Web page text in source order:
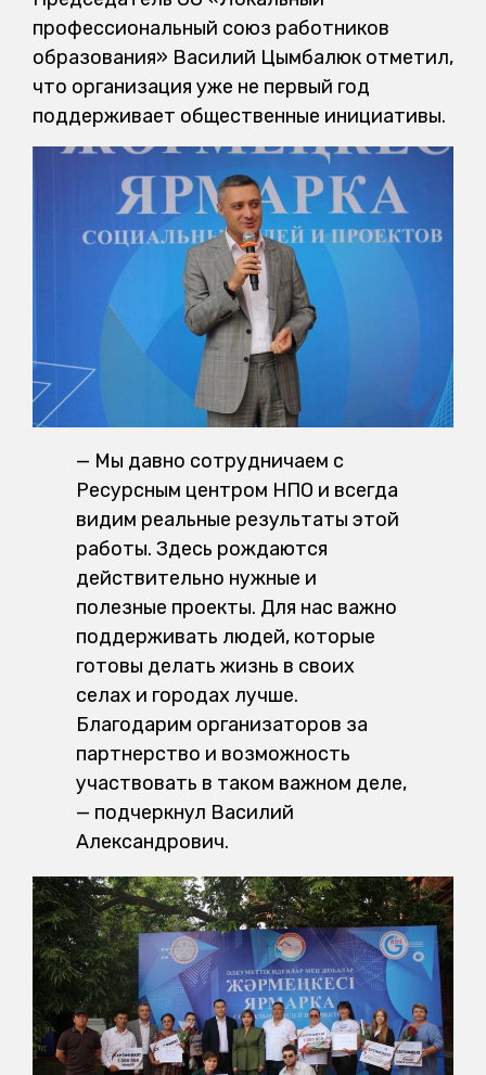
профессиональный союз работников
образования» Василий Цымбалюк отметил,
что организация уже не первый год
поддерживает общественные инициативы.
— Мы давно сотрудничаем с
Ресурсным центром НПО и всегда
видим реальные результаты этой
работы. Здесь рождаются
действительно нужные и
полезные проекты. Для нас важно
поддерживать людей, которые
готовы делать жизнь в своих
селах и городах лучше.
Благодарим организаторов за
партнерство и возможность
участвовать в таком важном деле,
— подчеркнул Василий
Александрович.